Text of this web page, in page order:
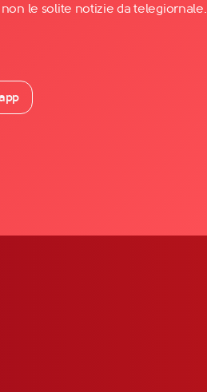
le solite notizie da telegiornale.